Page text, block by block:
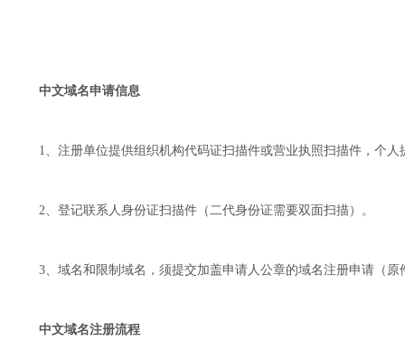
中文域名申请信息
1、注册单位提供组织机构代码证扫描件或营业执照扫描件，个人
2、登记联系人身份证扫描件（二代身份证需要双面扫描）。
3、域名和限制域名，须提交加盖申请人公章的域名注册申请（原
中文域名注册流程